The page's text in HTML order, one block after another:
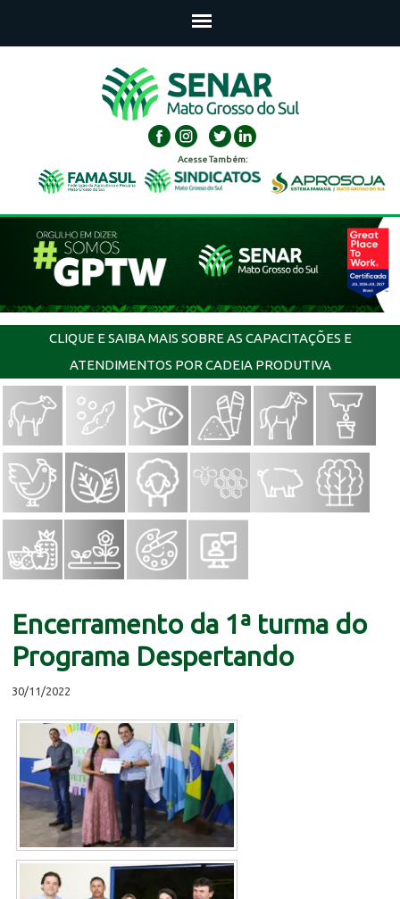
Acesse Também:
CLIQUE E SAIBA MAIS SOBRE AS CAPACITAÇÕES E
ATENDIMENTOS POR CADEIA PRODUTIVA
Encerramento da 1ª turma do
Programa Despertando
30/11/2022